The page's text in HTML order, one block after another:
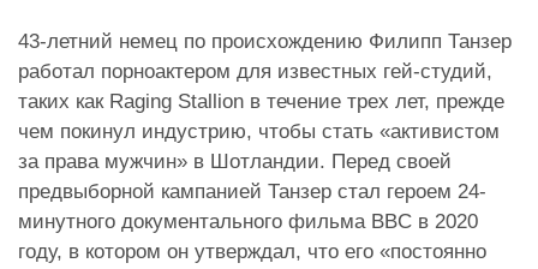
43-летний немец по происхождению Филипп Танзер
работал порноактером для известных гей-студий,
таких как Raging Stallion в течение трех лет, прежде
чем покинул индустрию, чтобы стать «активистом
за права мужчин» в Шотландии. Перед своей
предвыборной кампанией Танзер стал героем 24-
минутного документального фильма BBC в 2020
году, в котором он утверждал, что его «постоянно